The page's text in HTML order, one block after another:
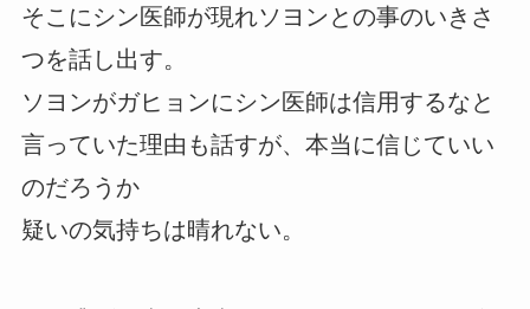
そこにシン医師が現れソヨンとの事のいきさ
つを話し出す。
ソヨンがガヒョンにシン医師は信用するなと
言っていた理由も話すが、本当に信じていい
のだろうか
疑いの気持ちは晴れない。